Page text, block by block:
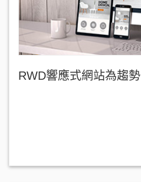
RWD響應式網站為趨勢